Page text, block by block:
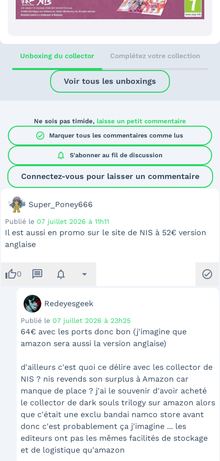
Unboxing du collector Complétez votre collection
Voir tous les unboxings
Ne sois pas timide, laisse un petit commentaire
check_circle Marquer tous les commentaires comme lus
notifications S'abonner au fil de discussion
Connectez-vous pour laisser un commentaire
Super_Poney666
Publié le 07 juillet 2026 à 11h11
Il est aussi en promo sur le site de NIS à 52€ version
anglaise
thumb_up0 message notifications arrow_drop_down check_circle
Redeyesgeek
Publié le 07 juillet 2026 à 23h25
64€ avec les ports donc bon (j'imagine que
amazon sera aussi la version anglaise)
d'ailleurs c'est quoi ce délire avec les collector de
NIS ? nis revends son surplus à Amazon car
manque de place ? j'ai le souvenir d'avoir acheté
le collector de dark souls trilogy sur amazon alors
que c'était une exclu bandai namco store avant
donc c'est probablement ça j'imagine ... les
editeurs ont pas les mêmes facilités de stockage
et de logistique qu'amazon